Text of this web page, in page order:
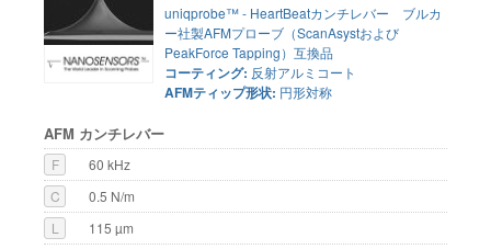
uniqprobe™ - HeartBeatカンチレバー ブルカ
ー社製AFMプローブ（ScanAsystおよび
PeakForce Tapping）互換品
コーティング: 反射アルミコート
AFMティップ形状: 円形対称
AFM カンチレバー
F
60 kHz
C
0.5 N/m
L
115 µm